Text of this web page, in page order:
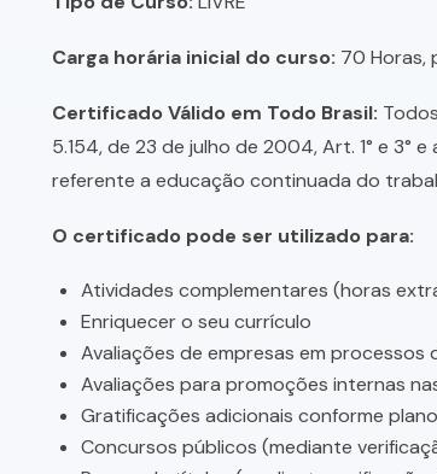
Carga horária inicial do curso: 70 Horas,
Certificado Válido em Todo Brasil:
5.154, de 23 de julho de 2004, Art. 1° e 3°
referente a educação continuada do
O certificado pode ser utilizado para:
Atividades complementares (horas
Enriquecer o seu currículo
Avaliações de empresas em
Avaliações para promoções internas
Gratificações adicionais conforme
Concursos públicos (mediante